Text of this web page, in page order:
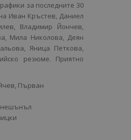
за последните 30
Иван Кръстев, Даниел
Владимир Йончев,
Мила Николова, Деян
Яница Петкова,
резюме. Приятно
Първан